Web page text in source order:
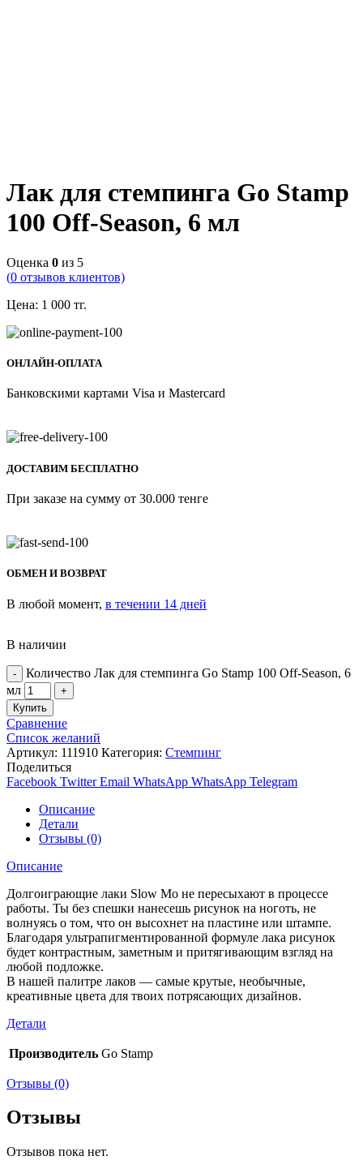
Лак для стемпинга Go Stamp
100 Off-Season, 6 мл
Оценка 0 из 5
(0 отзывов клиентов)
Цена: 1 000 тг.
ОНЛАЙН-ОПЛАТА
Банковскими картами Visa и Mastercard
ДОСТАВИМ БЕСПЛАТНО
При заказе на сумму от 30.000 тенге
ОБМЕН И ВОЗВРАТ
В любой момент, в течении 14 дней
В наличии
Количество Лак для стемпинга Go Stamp 100 Off-Season, 6
мл
Купить
Сравнение
Список желаний
Артикул: 111910 Категория: Стемпинг
Поделиться
Facebook Twitter Email WhatsApp WhatsApp Telegram
Описание
Детали
Отзывы (0)
Описание
Долгоиграющие лаки Slow Mo не пересыхают в процессе
работы. Ты без спешки нанесешь рисунок на ноготь, не
волнуясь о том, что он высохнет на пластине или штампе.
Благодаря ультрапигментированной формуле лака рисунок
будет контрастным, заметным и притягивающим взгляд на
любой подложке.
В нашей палитре лаков — самые крутые, необычные,
креативные цвета для твоих потрясающих дизайнов.
Детали
Производитель Go Stamp
Отзывы (0)
Отзывы
Отзывов пока нет.